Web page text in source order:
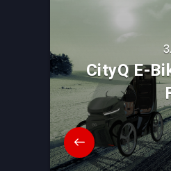
CityQ E-